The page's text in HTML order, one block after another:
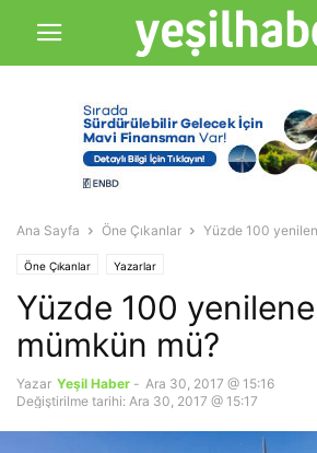
Ana Sayfa Öne Çıkanlar Yüzde 100
Öne Çıkanlar Yazarlar
Yüzde 100
mümkün mü?
Yazar Yeşil Haber - Ara 30, 2017 @ 15:16
Değiştirilme tarihi: Ara 30, 2017 @ 15:17